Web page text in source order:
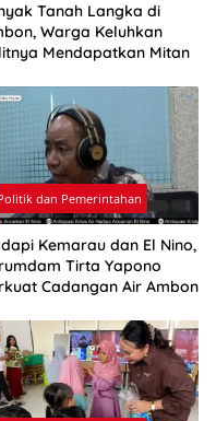
Tanah Langka di
Warga Keluhkan
Mendapatkan Mitan
dan Pemerintahan
Kemarau dan El Nino,
Tirta Yapono
Cadangan Air Ambon